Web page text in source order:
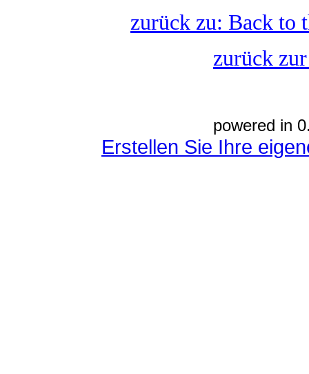
zurück zu: Back to
zurück
powered in
Erstellen Sie Ihre